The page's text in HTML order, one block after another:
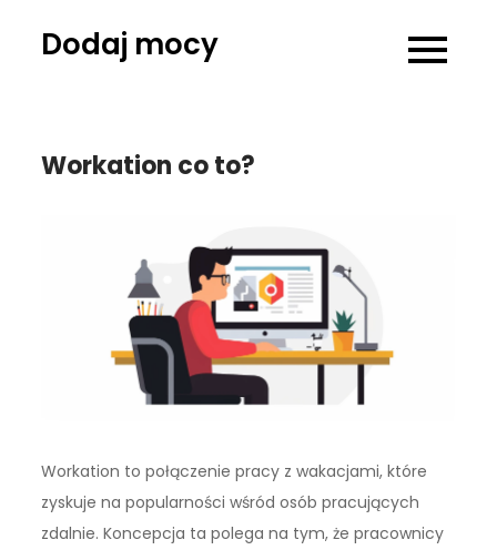
Dodaj mocy
Workation co to?
Workation to połączenie pracy z wakacjami, które
zyskuje na popularności wśród osób pracujących
zdalnie. Koncepcja ta polega na tym, że pracownicy